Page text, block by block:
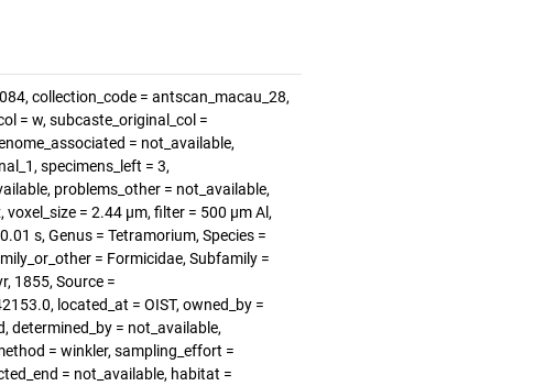
collection_code = antscan_macau_28,
= w, subcaste_original_col =
= not_available,
specimens_left = 3,
problems_other = not_available,
= 2.44 µm, filter = 500 µm Al,
s, Genus = Tetramorium, Species =
= Formicidae, Subfamily =
1855, Source =
located_at = OIST, owned_by =
determined_by = not_available,
= winkler, sampling_effort =
= not_available, habitat =